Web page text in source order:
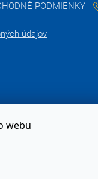
webu
PODMIENKY
údajov